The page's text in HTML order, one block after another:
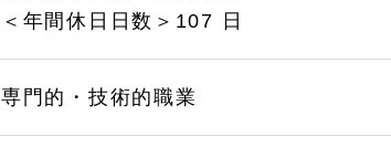
＜年間休日日数＞107 日
専門的・技術的職業